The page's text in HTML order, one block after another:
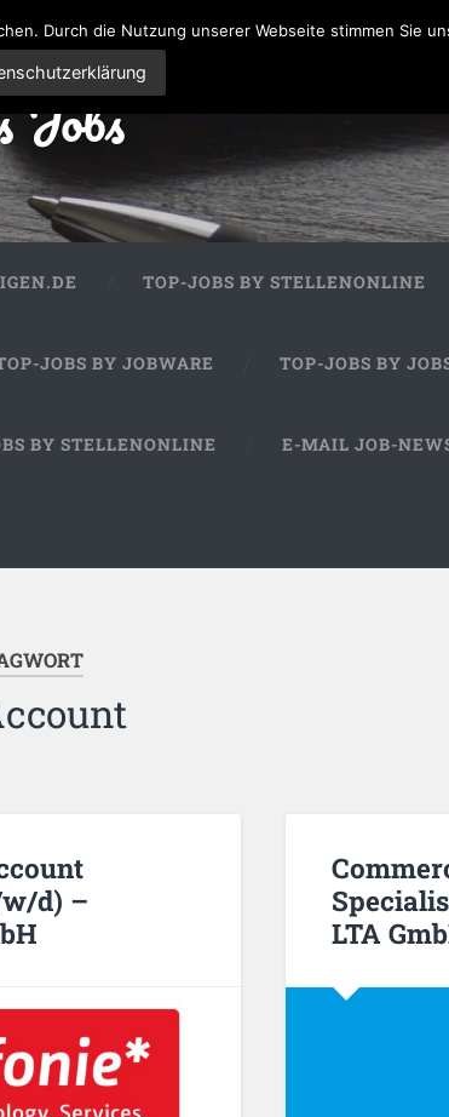
Jobs
TOP-JOBS BY STELLENONLINE
JOBS BY JOBWARE TOP-JOBS BY
BY STELLENONLINE E-MAIL JOB-
d) –
LTA
Durch die Nutzung unserer Webseite stimmen Sie